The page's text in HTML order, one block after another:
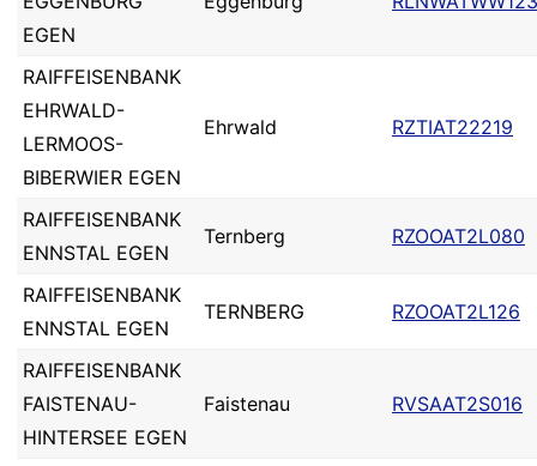
EGEN
RAIFFEISENBANK
EHRWALD-
LERMOOS-
BIBERWIER EGEN
Ehrwald RZTIAT22219
RAIFFEISENBANK
ENNSTAL EGEN
Ternberg RZOOAT2L080
RAIFFEISENBANK
ENNSTAL EGEN
TERNBERG RZOOAT2L126
RAIFFEISENBANK
FAISTENAU-
HINTERSEE EGEN
Faistenau RVSAAT2S016